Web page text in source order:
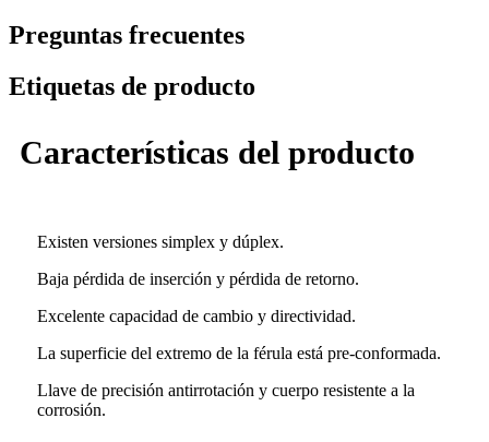
Preguntas frecuentes
Etiquetas de producto
Características del producto
Existen versiones simplex y dúplex.
Baja pérdida de inserción y pérdida de retorno.
Excelente capacidad de cambio y directividad.
La superficie del extremo de la férula está pre-conformada.
Llave de precisión antirrotación y cuerpo resistente a la
corrosión.